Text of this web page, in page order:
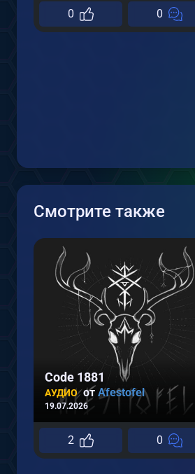
0 0
Смотрите также
Code 1881
АУДИО от Afestofel
19.07.2026
2 0